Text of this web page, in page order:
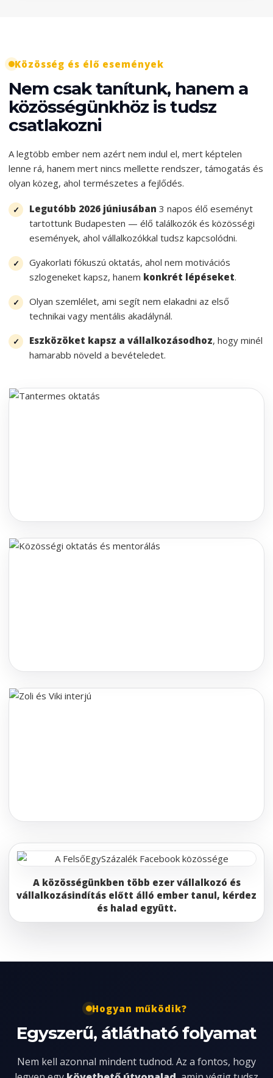
Közösség és élő események
Nem csak tanítunk, hanem a
közösségünkhöz is tudsz
csatlakozni
A legtöbb ember nem azért nem indul el, mert képtelen
lenne rá, hanem mert nincs mellette rendszer, támogatás és
olyan közeg, ahol természetes a fejlődés.
Legutóbb 2026 júniusában 3 napos élő eseményt
tartottunk Budapesten — élő találkozók és közösségi
események, ahol vállalkozókkal tudsz kapcsolódni.
Gyakorlati fókuszú oktatás, ahol nem motivációs
szlogeneket kapsz, hanem konkrét lépéseket.
Olyan szemlélet, ami segít nem elakadni az első
technikai vagy mentális akadálynál.
Eszközöket kapsz a vállalkozásodhoz, hogy minél
hamarabb növeld a bevételedet.
A közösségünkben több ezer vállalkozó és
vállalkozásindítás előtt álló ember tanul, kérdez
és halad együtt.
Hogyan működik?
Egyszerű, átlátható folyamat
Nem kell azonnal mindent tudnod. Az a fontos, hogy